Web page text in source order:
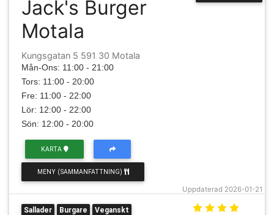
Jack's Burger
Motala
Kungsgatan 5 591 30 Motala
Mån-Ons: 11:00 - 21:00
Tors: 11:00 - 20:00
Fre: 11:00 - 22:00
Lör: 12:00 - 22:00
Sön: 12:00 - 20:00
Uppdaterad 2026-01-21
KARTA
MENY (SAMMANFATTNING)
Sallader Burgare
Veganskt